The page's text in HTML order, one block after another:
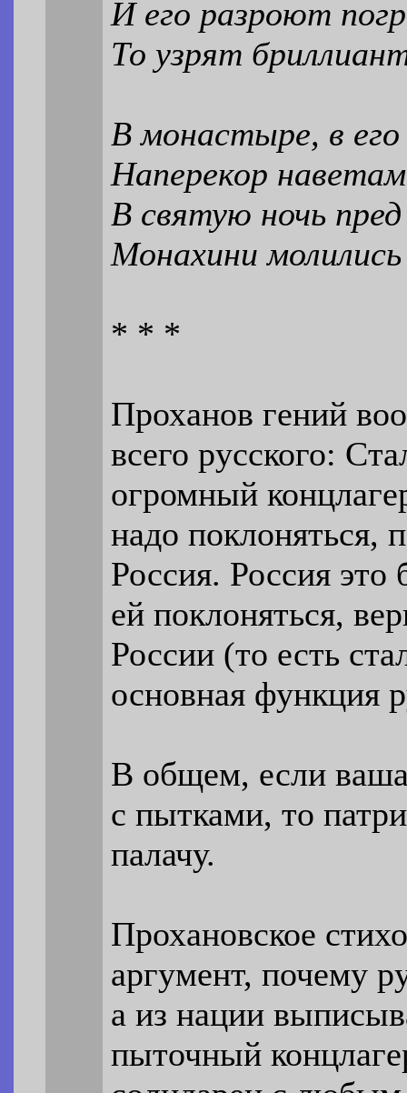
И его разроют
То узрят
В монастыре, в
Наперекор
В святую ночь
Монахини
* * *
Проханов гений
всего русского:
огромный
надо поклоняться,
Россия. Россия
ей поклоняться,
России (то есть
основная функция
В общем, если ваша
с пытками, то
палачу.
Прохановское
аргумент, почему
а из нации
пыточный